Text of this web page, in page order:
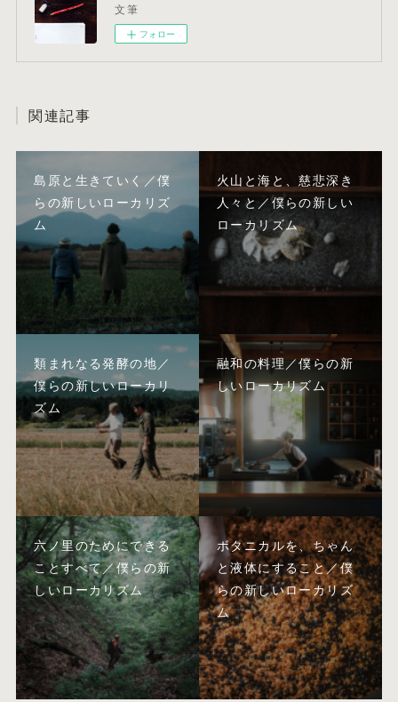
文筆
フォロー
関連記事
島原と生きていく／僕
らの新しいローカリズ
ム
火山と海と、慈悲深き
人々と／僕らの新しい
ローカリズム
類まれなる発酵の地／
僕らの新しいローカリ
ズム
融和の料理／僕らの新
しいローカリズム
六ノ里のためにできる
ことすべて／僕らの新
しいローカリズム
ボタニカルを、ちゃん
と液体にすること／僕
らの新しいローカリズ
ム